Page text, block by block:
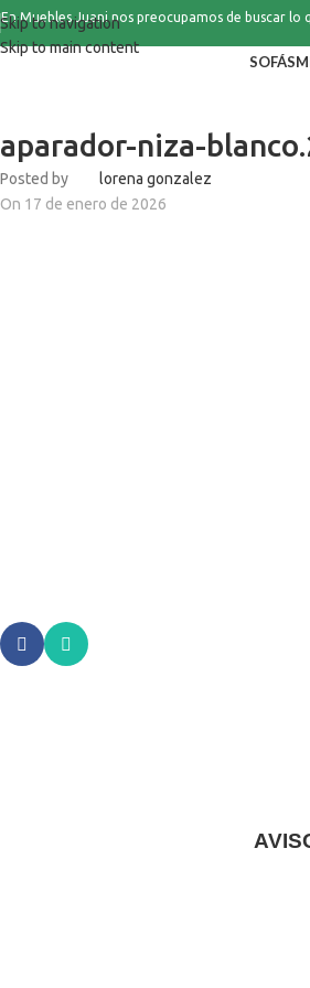
Skip to navigation
Skip to main content
En Muebles Juani nos preocupamos de buscar lo
SOFÁS
aparador-niza-
Posted by
lorena gonzalez
On 17 de enero de 2026